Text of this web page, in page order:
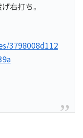
右打ち。
3798008d112